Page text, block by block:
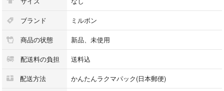
✅混ぜるだけですぐに使えます
✅カラー１本追加で＋¥1,600です（組み合わせ自由）
🤍ミルボン アディクシー🤍
カラー剤とデベロッパーの両方に高彩度のブルーが入っているので寒色系
ブランド ミルボン
商品の状態 新品、未使用
配送料の負担 送料込
配送方法 かんたんラクマパック(日本郵便)